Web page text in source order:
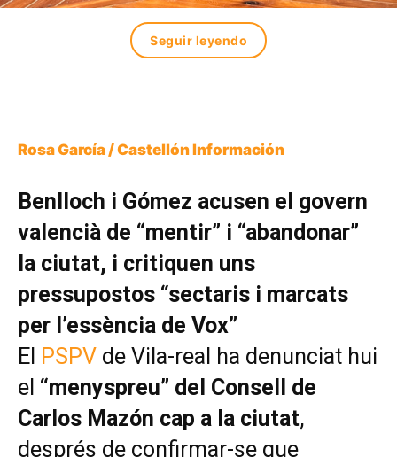
Seguir leyendo
Rosa García / Castellón Información
Benlloch i Gómez acusen el govern
valencià de “mentir” i “abandonar”
la ciutat, i critiquen uns
pressupostos “sectaris i marcats
per l’essència de Vox”
El PSPV de Vila-real ha denunciat hui
el “menyspreu” del Consell de
Carlos Mazón cap a la ciutat,
després de confirmar-se que